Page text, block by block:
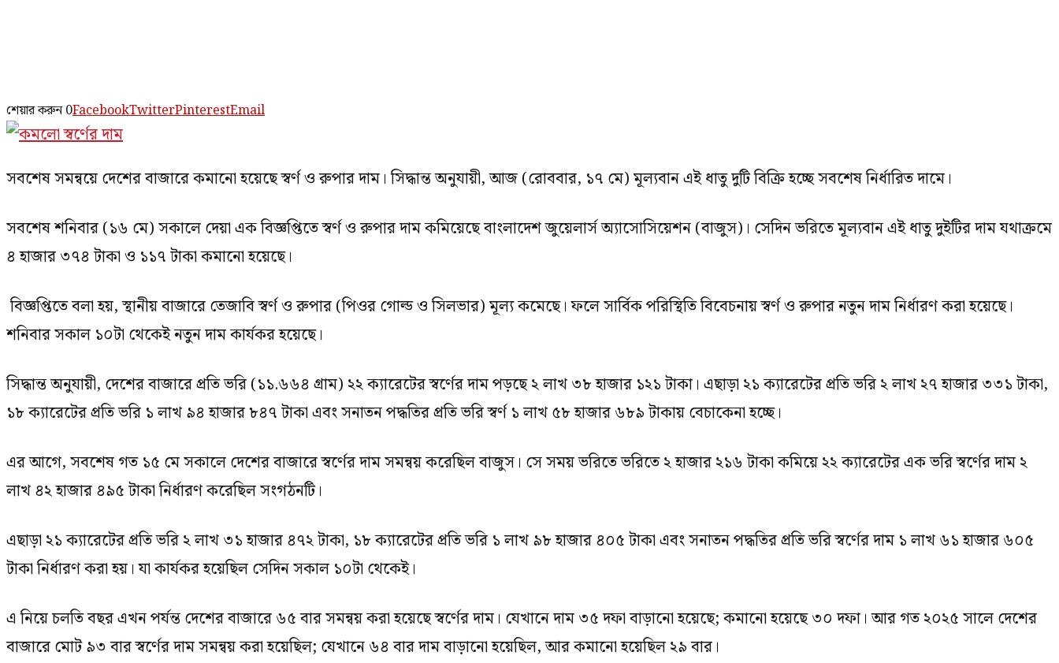
শেয়ার করুন 0FacebookTwitterPinterestEmail
সবশেষ সমন্বয়ে দেশের বাজারে কমানো হয়েছে স্বর্ণ ও রুপার দাম। সিদ্ধান্ত অনুযায়ী, আজ (রোববার, ১৭ মে) মূল্যবান এই ধাতু দুটি বিক্রি হচ্ছে সবশেষ নির্ধারিত দামে।
সবশেষ শনিবার (১৬ মে) সকালে দেয়া এক বিজ্ঞপ্তিতে স্বর্ণ ও রুপার দাম কমিয়েছে বাংলাদেশ জুয়েলার্স অ্যাসোসিয়েশন (বাজুস)। সেদিন ভরিতে মূল্যবান এই ধাতু দুইটির দাম যথাক্রমে
৪ হাজার ৩৭৪ টাকা ও ১১৭ টাকা কমানো হয়েছে।
বিজ্ঞপ্তিতে বলা হয়, স্থানীয় বাজারে তেজাবি স্বর্ণ ও রুপার (পিওর গোল্ড ও সিলভার) মূল্য কমেছে। ফলে সার্বিক পরিস্থিতি বিবেচনায় স্বর্ণ ও রুপার নতুন দাম নির্ধারণ করা হয়েছে।
শনিবার সকাল ১০টা থেকেই নতুন দাম কার্যকর হয়েছে।
সিদ্ধান্ত অনুযায়ী, দেশের বাজারে প্রতি ভরি (১১.৬৬৪ গ্রাম) ২২ ক্যারেটের স্বর্ণের দাম পড়ছে ২ লাখ ৩৮ হাজার ১২১ টাকা। এছাড়া ২১ ক্যারেটের প্রতি ভরি ২ লাখ ২৭ হাজার ৩৩১ টাকা,
১৮ ক্যারেটের প্রতি ভরি ১ লাখ ৯৪ হাজার ৮৪৭ টাকা এবং সনাতন পদ্ধতির প্রতি ভরি স্বর্ণ ১ লাখ ৫৮ হাজার ৬৮৯ টাকায় বেচাকেনা হচ্ছে।
এর আগে, সবশেষ গত ১৫ মে সকালে দেশের বাজারে স্বর্ণের দাম সমন্বয় করেছিল বাজুস। সে সময় ভরিতে ভরিতে ২ হাজার ২১৬ টাকা কমিয়ে ২২ ক্যারেটের এক ভরি স্বর্ণের দাম ২
লাখ ৪২ হাজার ৪৯৫ টাকা নির্ধারণ করেছিল সংগঠনটি।
এছাড়া ২১ ক্যারেটের প্রতি ভরি ২ লাখ ৩১ হাজার ৪৭২ টাকা, ১৮ ক্যারেটের প্রতি ভরি ১ লাখ ৯৮ হাজার ৪০৫ টাকা এবং সনাতন পদ্ধতির প্রতি ভরি স্বর্ণের দাম ১ লাখ ৬১ হাজার ৬০৫
টাকা নির্ধারণ করা হয়। যা কার্যকর হয়েছিল সেদিন সকাল ১০টা থেকেই।
এ নিয়ে চলতি বছর এখন পর্যন্ত দেশের বাজারে ৬৫ বার সমন্বয় করা হয়েছে স্বর্ণের দাম। যেখানে দাম ৩৫ দফা বাড়ানো হয়েছে; কমানো হয়েছে ৩০ দফা। আর গত ২০২৫ সালে দেশের
বাজারে মোট ৯৩ বার স্বর্ণের দাম সমন্বয় করা হয়েছিল; যেখানে ৬৪ বার দাম বাড়ানো হয়েছিল, আর কমানো হয়েছিল ২৯ বার।